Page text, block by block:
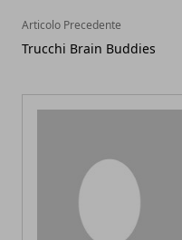
Articolo Precedente
Trucchi Brain Buddies